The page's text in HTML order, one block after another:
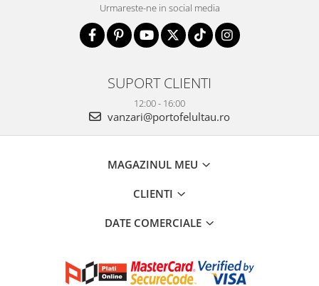
Urmareste-ne in social media
SUPORT CLIENTI
12:00 - 16:00
vanzari@portofelultau.ro
MAGAZINUL MEU
CLIENTI
DATE COMERCIALE